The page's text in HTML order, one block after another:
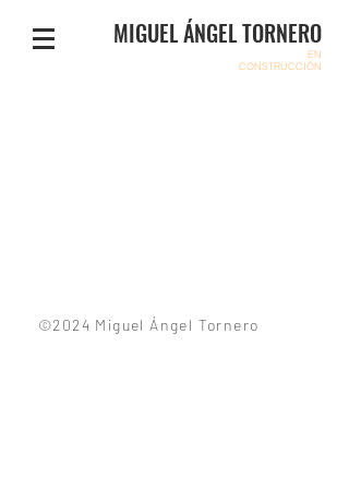
MIGUEL ÁNGEL TORNERO
EN
CONSTRUCCIÓN
©2024 Miguel Ángel Tornero